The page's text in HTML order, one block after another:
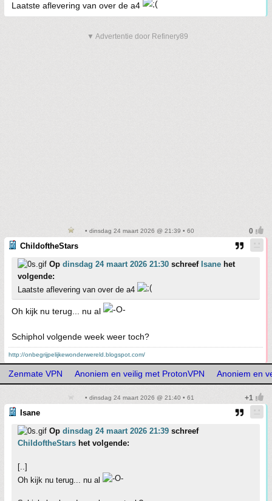
Laatste aflevering van over de a4
▼ Advertentie door Refinery89
• dinsdag 24 maart 2026 @ 21:39 • 60
ChildoftheStars
Op dinsdag 24 maart 2026 21:30 schreef Isane het
volgende:
Laatste aflevering van over de a4
Oh kijk nu terug... nu al
Schiphol volgende week weer toch?
http://onbegrijpelijkewonderwereld.blogspot.com/
Zenmate VPN Anoniem en veilig met ProtonVPN Anoniem en
• dinsdag 24 maart 2026 @ 21:40 • 61
Isane
Op dinsdag 24 maart 2026 21:39 schreef
ChildoftheStars het volgende:
[..]
Oh kijk nu terug... nu al